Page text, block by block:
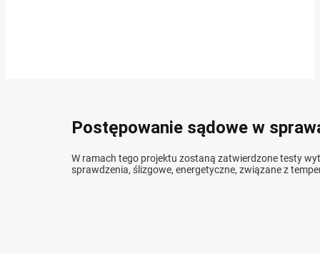
Postępowanie sądowe w
W ramach tego projektu zostaną zatwierdzone testy
sprawdzenia, ślizgowe, energetyczne, związane z